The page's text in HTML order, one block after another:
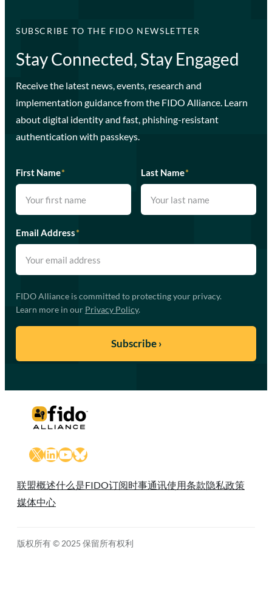
SUBSCRIBE TO THE FIDO NEWSLETTER
Stay Connected, Stay Engaged
Receive the latest news, events, research and
implementation guidance from the FIDO Alliance. Learn
about digital identity and fast, phishing-resistant
authentication with passkeys.
First Name* Last Name*
Email Address*
FIDO Alliance is committed to protecting your privacy.
Learn more in our Privacy Policy.
X LinkedIn
YouTube
Bluesky
联盟概述什么是FIDO订阅时事通讯使用条款隐私政策
媒体中心
版权所有 © 2025 保留所有权利